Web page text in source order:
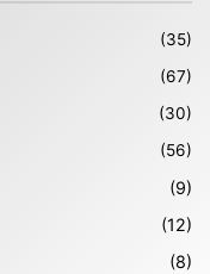
(35)
(67)
(30)
(56)
(9)
(12)
(8)